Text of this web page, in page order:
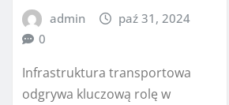
admin
paź 31, 2024
0
Infrastruktura transportowa
odgrywa kluczową rolę w